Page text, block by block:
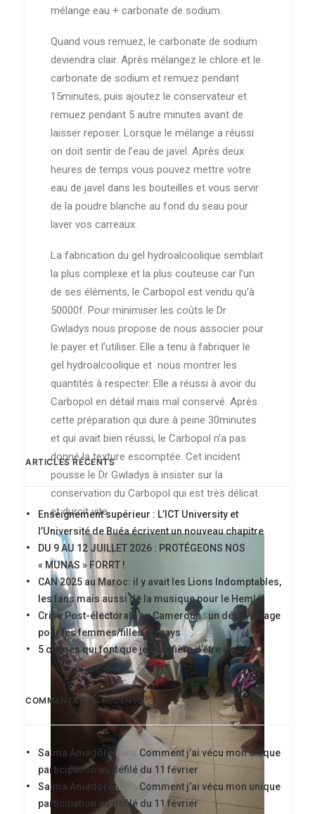
mélange eau + carbonate de sodium.
Quand vous remuez, le carbonate de sodium
deviendra clair. Après mélangez le chlore et le
carbonate de sodium et remuez pendant
15minutes, puis ajoutez le conservateur et
remuez pendant 5 autre minutes avant de
laisser reposer. Lorsque le mélange a réussi
on doit sentir de l’eau de javel. Après deux
heures de temps vous pouvez mettre votre
eau de javel dans les bouteilles et vous servir
de la poudre blanche au fond du seau pour
laver vos carreaux.
La fabrication du gel hydroalcoolique semblait
la plus complexe et la plus couteuse car l’un
de ses éléments, le Carbopol est vendu qu’à
50000f. Pour minimiser les coûts le Dr
Gwladys nous propose de nous associer pour
le payer et l’utiliser. Elle a tenu à fabriquer le
gel hydroalcoolique et nous montrer les
quantités à respecter. Elle a réussi à avoir du
Carbopol en détail mais mal conservé. Après
cette préparation qui dure à peine 30minutes
et qui avait bien réussi, le Carbopol n’a pas
donné la texture escomptée. Cet incident
pousse le Dr Gwladys à insister sur la
conservation du Carbopol qui est très délicat
et durcit vite.
ARTICLES RÉCENTS
Enseignement supérieur : L’ICT University et
l’Université de Buéa écrivent un nouveau chapitre
DU 9 AU 12 JUILLET 2026 : PROTÉGEONS NOS
« MUNAS » FORRT !
CAN 2025 au Maroc: il y avait les Lions Indomptables,
les fans mais aussi de la musique pour le Hemlé
Crise Post-électorale au Cameroun : un désavantage
pour les femmes/filles du pays
5 choses qui font que je suis fière d’être du 237
COMMENTAIRES RÉCENTS
Salma Amadore dans Comment j’ai vécu mon unique
participation au défilé du 11 février
Salma Amadore
dans Comment j’ai vécu mon unique
participation au défilé du 11 février